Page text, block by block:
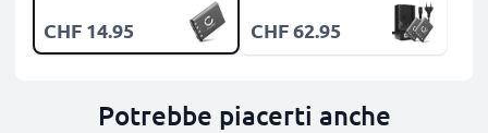
CHF 14.95 CHF 62.95
Potrebbe piacerti anche